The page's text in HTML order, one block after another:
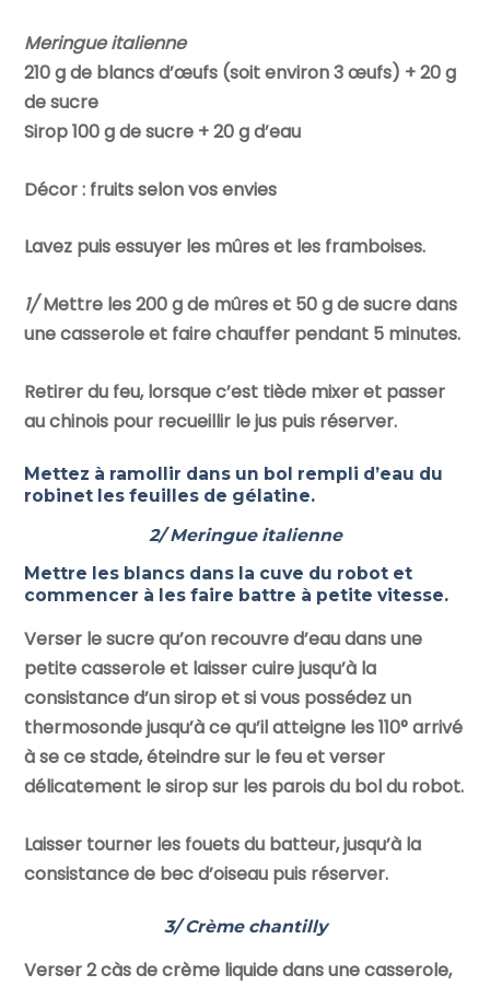
Meringue italienne
210 g de blancs d’œufs (soit environ 3 œufs) + 20 g
de sucre
Sirop 100 g de sucre + 20 g d’eau
Décor : fruits selon vos envies
Lavez puis essuyer les mûres et les framboises.
1/Mettre les 200 g de mûres et 50 g de sucre dans
une casserole et faire chauffer pendant 5 minutes.
Retirer du feu, lorsque c’est tiède mixer et passer
au chinois pour recueillir le jus puis réserver.
Mettez à ramollir dans un bol rempli d’eau du
robinet les feuilles de gélatine.
2/ Meringue italienne
Mettre les blancs dans la cuve du robot et
commencer à les faire battre à petite vitesse.
Verser le sucre qu’on recouvre d’eau dans une
petite casserole et laisser cuire jusqu’à la
consistance d’un sirop et si vous possédez un
thermosonde jusqu’à ce qu’il atteigne les 110° arrivé
à se ce stade, éteindre sur le feu et verser
délicatement le sirop sur les parois du bol du robot.
Laisser tourner les fouets du batteur, jusqu’à la
consistance de bec d’oiseau puis réserver.
3/ Crème chantilly
Verser 2 càs de crème liquide dans une casserole,